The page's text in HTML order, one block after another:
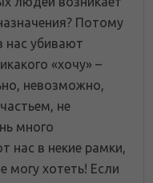
Потому
нас убивают
«хочу» –
невозможно,
не
много
нас в некие рамки,
могу хотеть! Если